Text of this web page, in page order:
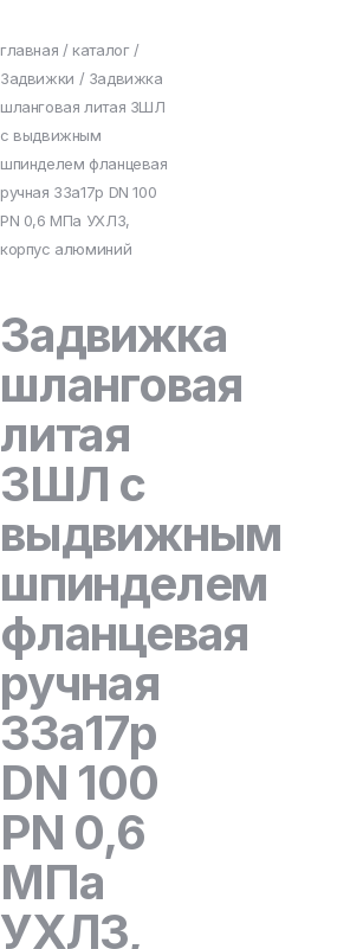
главная / каталог/
Задвижки / Задвижка
шланговая литая ЗШЛ
с выдвижным
шпинделем фланцевая
ручная 33а17р DN 100
PN 0,6 МПа УХЛ3,
корпус алюминий
Задвижка
шланговая
литая
ЗШЛ с
выдвижным
шпинделем
фланцевая
ручная
33а17р
DN 100
PN 0,6
МПа
УХЛ3,